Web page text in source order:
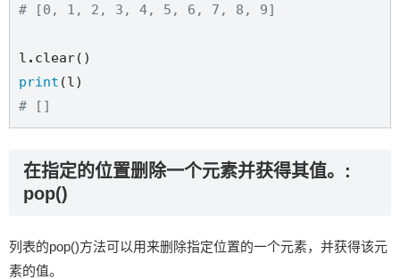
# [0, 1, 2, 3, 4, 5, 6, 7, 8, 9]
l .
print
# []
在指定的位置删除一个元素并获得其值。:
pop()
列表的pop()方法可以用来删除指定位置的一个元素，并获得该元
素的值。